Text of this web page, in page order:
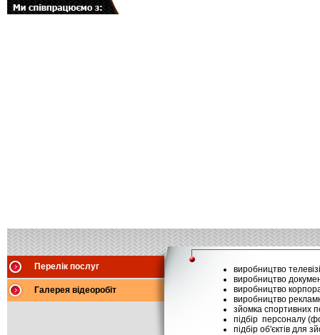
Перелік послуг
Галерея відеоробіт
виробництво
виробництво
виробництво
виробництво
зйомка спортивних
підбір персоналу
підбір об'єктів для